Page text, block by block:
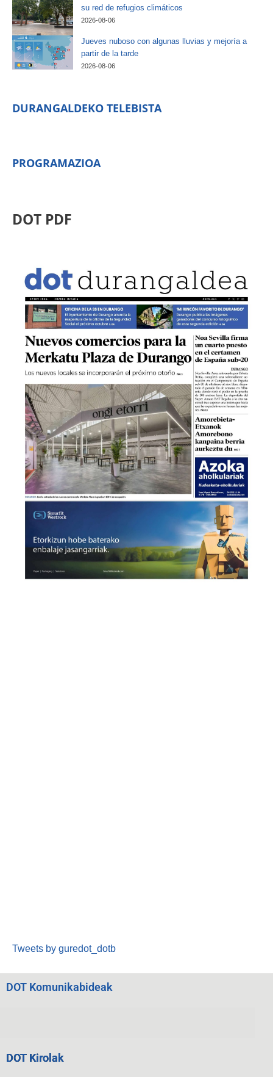
su red de refugios climáticos
2026-08-06
Jueves nuboso con algunas lluvias y mejoría a
partir de la tarde
2026-08-06
DURANGALDEKO TELEBISTA
PROGRAMAZIOA
DOT PDF
Tweets by guredot_dotb
DOT Komunikabideak
DOT Kirolak